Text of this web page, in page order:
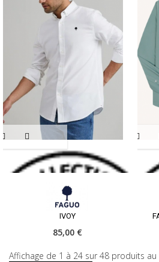
IVOY
85,00 €
Affichage de 1 à 24 sur 48 produits